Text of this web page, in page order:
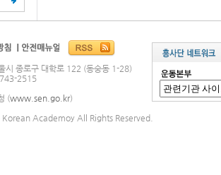
시 종로구 대학로 122 (동숭동 1-28)
2515
(www.sen.go.kr)
Academoy All Rights Reserved.